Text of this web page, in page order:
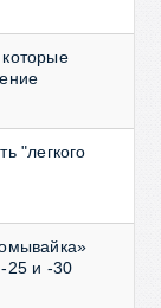
"легкого
25 и -30